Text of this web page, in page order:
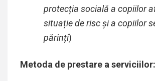
protecția socială a copiilor
situație de risc și a copiilor
părinți)
Metoda de prestare a serviciilor: